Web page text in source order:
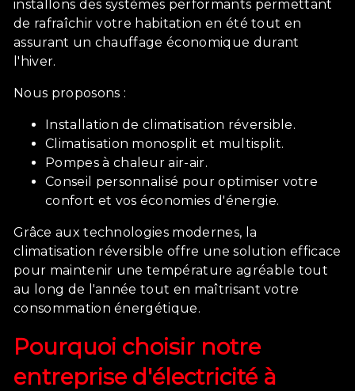
installons des systèmes performants permettant
de rafraîchir votre habitation en été tout en
assurant un chauffage économique durant
l'hiver.
Nous proposons :
Installation de climatisation réversible.
Climatisation monosplit et multisplit.
Pompes à chaleur air-air.
Conseil personnalisé pour optimiser votre
confort et vos économies d'énergie.
Grâce aux technologies modernes, la
climatisation réversible offre une solution efficace
pour maintenir une température agréable tout
au long de l'année tout en maîtrisant votre
consommation énergétique.
Pourquoi choisir notre
entreprise d'électricité à